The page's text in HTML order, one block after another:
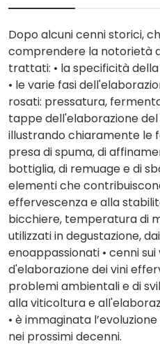
Dopo alcuni cenni storici,
comprendere la notorietà
trattati: • la specificità
• le varie fasi
rosati: pressatura,
tappe dell'elaborazione
illustrando chiaramente le
presa di spuma, di
bottiglia, di remuage e di
elementi che
effervescenza e alla
bicchiere, temperatura di
utilizzati in degustazione,
enoappassionati • cenni
d'elaborazione dei vini
problemi ambientali e di
alla viticoltura e
• è immaginata
nei prossimi decenni.